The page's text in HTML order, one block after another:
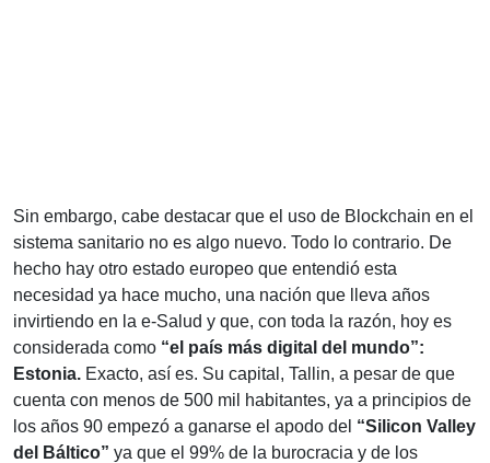
Sin embargo, cabe destacar que el uso de Blockchain en el
sistema sanitario no es algo nuevo. Todo lo contrario. De
hecho hay otro estado europeo que entendió esta
necesidad ya hace mucho, una nación que lleva años
invirtiendo en la e-Salud y que, con toda la razón, hoy es
considerada como “el país más digital del mundo”:
Estonia. Exacto, así es. Su capital, Tallin, a pesar de que
cuenta con menos de 500 mil habitantes, ya a principios de
los años 90 empezó a ganarse el apodo del “Silicon Valley
del Báltico” ya que el 99% de la burocracia y de los